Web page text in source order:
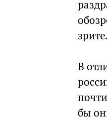
В
бы